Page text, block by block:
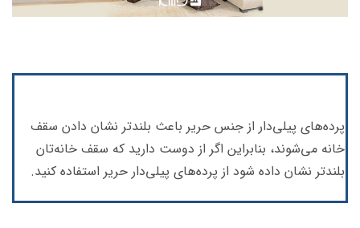
پرده‌‌های پیلی‌دار از جنس حریر باعث بلندتر نشان دادن سقف
خانه می‌شوند، بنابراین اگر از دوست دارید که سقف خانه‌تان
بلندتر نشان داده شود از پرده‌های پیلی‌دار حریر استفاده کنید.